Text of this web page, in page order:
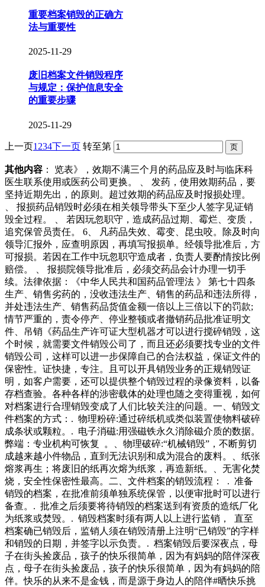
重要档案销毁的正确方
法与重要性
2025-11-29
废旧档案文件销毁程序
与规定：保护信息安全
的重要步骤
2025-11-29
上一页1 234下一页 转至第
其他内容 ： 览表》，效期不满三个月的药品应及时与临床科
医生联系使用或医药公司更换。 、 发药，使用效期药品，要
坚持近期先出，的原则。超过效期的药品应及时报损处理。
、 报损药品销毁时必须在相关领导带头下至少人签字见证销
毁全过程。 、 若因玩忽职守，造成药品过期、霉烂、变质，
追究保管员责任。 6、 凡药品失效、霉变、昆虫咬。除及时向
领导汇报外，应查明原因，再填写报损单。经领导批准后，方
可报损。若因在工作中玩忽职守造成者，负责人要酌情按比例
赔偿。 、 报损院领导批准后，必须交药品会计办理一切手
续。法律依据：《中华人民共和国药品管理法 》 第七十四条
生产、销售劣药的，没收违法生产、销售的药品和违法所得，
并处违法生产、销售药品货值金额一倍以上三倍以下的罚款;
情节严重的，责令停产、停业整顿或者撤销药品批准证明文
件、吊销《药品生产许可证大型机器才可以进行搅碎销毁，这
个时候，就需要文件销毁公司了，而且还必须要找专业的文件
销毁公司，这样可以进一步保障自己的合法权益，保证文件的
保密性。证快捷，专注。且可以开具销毁业务的正规销毁证
明，如客户需要，还可以提供整个销毁过程的录像资料，以备
存档查验。各种各样的涉密载体的处理也随之变得重视，如何
对档案进行合理销毁变成了人们比较关注的问题。一、销毁文
件档案的方式：. 物理粉碎:通过碎纸机或类似装置使物料破碎
成条状或颗粒。. 电子消磁:用强磁铁永久消除磁介质的数据。
弊端：专业机构可恢复 。、物理破碎:“机械销毁”，不断剪切
成越来越小件物品，直到无法识别和成为混合的废料。、纸张
熔浆再生；将废旧的纸再次熔为纸浆，再造新纸。、无害化焚
烧，安全性保密性最高。二、文件档案的销毁流程： . 准备
销毁的档案，在批准前须单独系统保管，以便审批时可以进行
备查。. 批准之后须要将待销毁的档案送到有资质的造纸厂化
为纸浆或焚毁。. 销毁档案时须有两人以上进行监销， 直至
档案确已销毁后，监销人须在销毁清册上注明“已销毁”的字样
和销毁的日期，并签字以示负责。. 档案销毁后要深夜点，母
子在街头捡废品，孩子的快乐很简单，因为有妈妈的陪伴深夜
点，母子在街头捡废品，孩子的快乐很简单，因为有妈妈的陪
伴。快乐的从来不是金钱，而是源于身边人的陪伴#晒快乐挑